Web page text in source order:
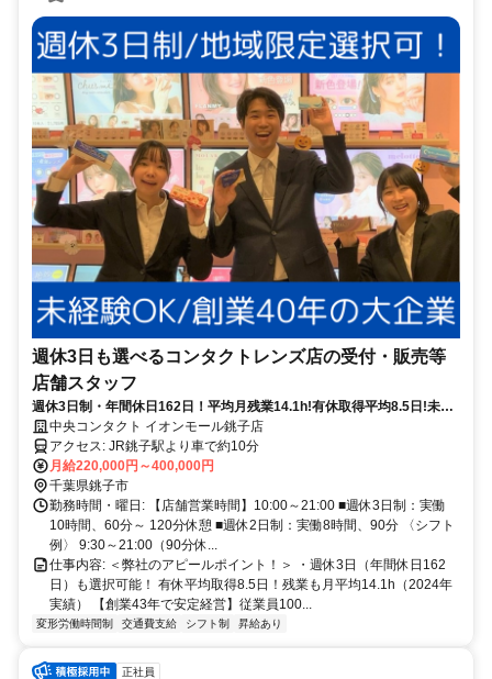
週休3日も選べるコンタクトレンズ店の受付・販売等
店舗スタッフ
週休3日制・年間休日162日！平均月残業14.1h!有休取得平均8.5日!未経
験OK/社割あり
中央コンタクト イオンモール銚子店
アクセス: JR銚子駅より車で約10分
月給220,000円～400,000円
千葉県銚子市
勤務時間・曜日: 【店舗営業時間】10:00～21:00 ■週休3日制：実働
10時間、60分～ 120分休憩 ■週休2日制：実働8時間、90分 〈シフト
例〉 9:30～21:00（90分休...
仕事内容: ＜弊社のアピールポイント！＞ ・週休3日（年間休日162
日）も選択可能！ 有休平均取得8.5日！残業も月平均14.1h（2024年
実績） 【創業43年で安定経営】従業員100...
変形労働時間制 交通費支給 シフト制 昇給あり
正社員